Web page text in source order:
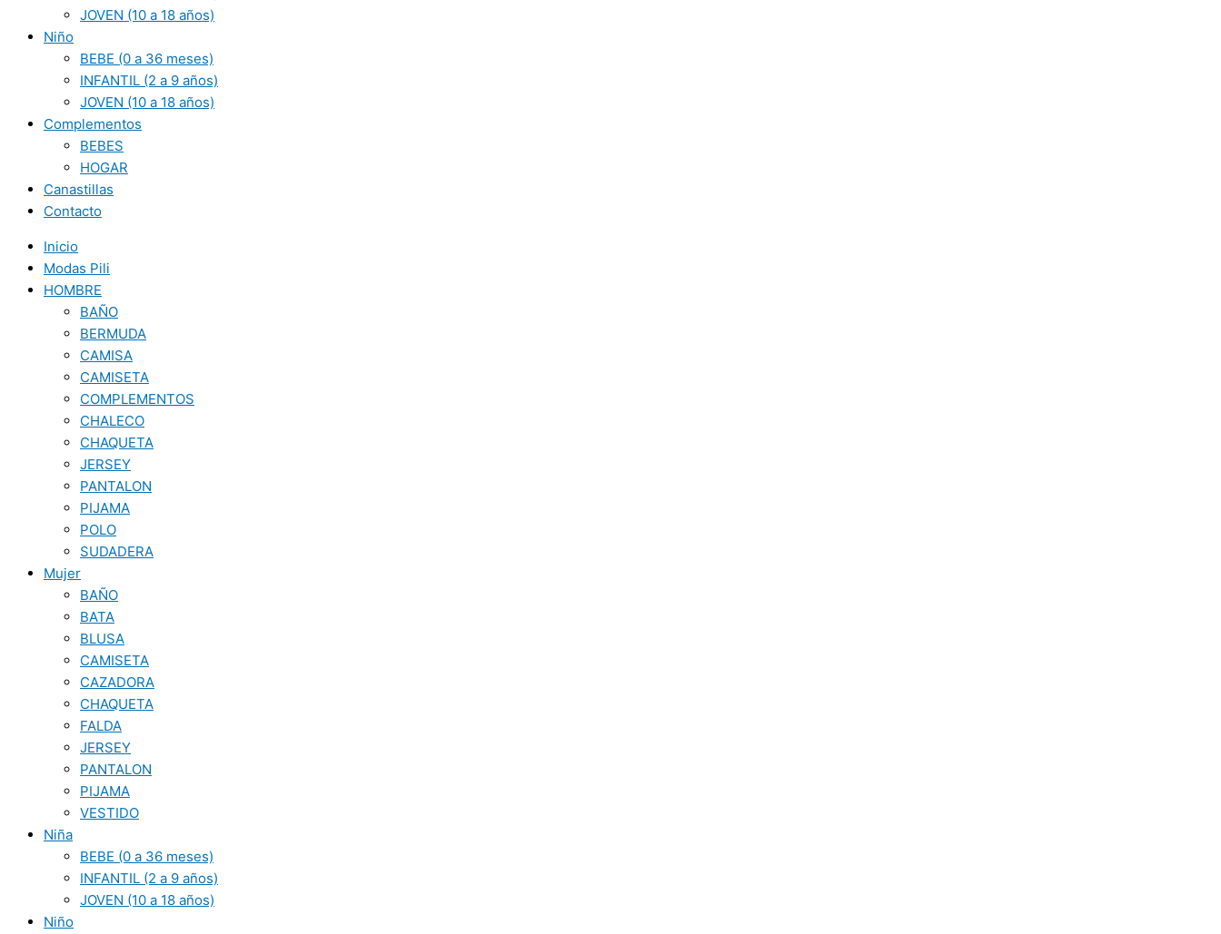
JOVEN (10 a 18 años)
Niño
BEBE (0 a 36 meses)
INFANTIL (2 a 9 años)
JOVEN (10 a 18 años)
Complementos
BEBES
HOGAR
Canastillas
Contacto
Inicio
Modas Pili
HOMBRE
BAÑO
BERMUDA
CAMISA
CAMISETA
COMPLEMENTOS
CHALECO
CHAQUETA
JERSEY
PANTALON
PIJAMA
POLO
SUDADERA
Mujer
BAÑO
BATA
BLUSA
CAMISETA
CAZADORA
CHAQUETA
FALDA
JERSEY
PANTALON
PIJAMA
VESTIDO
Niña
BEBE (0 a 36 meses)
INFANTIL (2 a 9 años)
JOVEN (10 a 18 años)
Niño